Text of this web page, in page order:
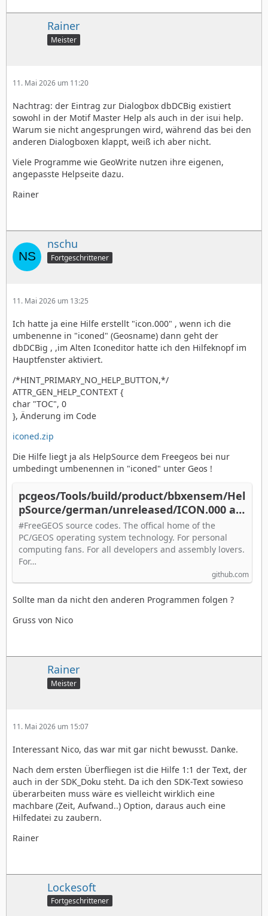
Rainer
Meister
11. Mai 2026 um 11:20
Nachtrag: der Eintrag zur Dialogbox dbDCBig existiert
sowohl in der Motif Master Help als auch in der isui help.
Warum sie nicht angesprungen wird, während das bei den
anderen Dialogboxen klappt, weiß ich aber nicht.
Viele Programme wie GeoWrite nutzen ihre eigenen,
angepasste Helpseite dazu.
Rainer
nschu
Fortgeschrittener
11. Mai 2026 um 13:25
Ich hatte ja eine Hilfe erstellt "icon.000" , wenn ich die
umbenenne in "iconed" (Geosname) dann geht der
dbDCBig , ,im Alten Iconeditor hatte ich den Hilfeknopf im
Hauptfenster aktiviert.
/*HINT_PRIMARY_NO_HELP_BUTTON,*/
ATTR_GEN_HELP_CONTEXT {
char "TOC", 0
}, Änderung im Code
iconed.zip
Die Hilfe liegt ja als HelpSource dem Freegeos bei nur
umbedingt umbenennen in "iconed" unter Geos !
pcgeos/Tools/build/product/bbxensem/Hel
pSource/german/unreleased/ICON.000 at
master · bluewaysw/pcgeos
#FreeGEOS source codes. The offical home of the
PC/GEOS operating system technology. For personal
computing fans. For all developers and assembly lovers.
For…
github.com
Sollte man da nicht den anderen Programmen folgen ?
Gruss von Nico
Rainer
Meister
11. Mai 2026 um 15:07
Interessant Nico, das war mit gar nicht bewusst. Danke.
Nach dem ersten Überfliegen ist die Hilfe 1:1 der Text, der
auch in der SDK_Doku steht. Da ich den SDK-Text sowieso
überarbeiten muss wäre es vielleicht wirklich eine
machbare (Zeit, Aufwand..) Option, daraus auch eine
Hilfedatei zu zaubern.
Rainer
Lockesoft
Fortgeschrittener